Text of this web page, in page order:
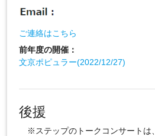
ご連絡はこちら
前年度の開催：
文京ポピュラー(2022/12/27)
後援
※ステップのトークコンサートは